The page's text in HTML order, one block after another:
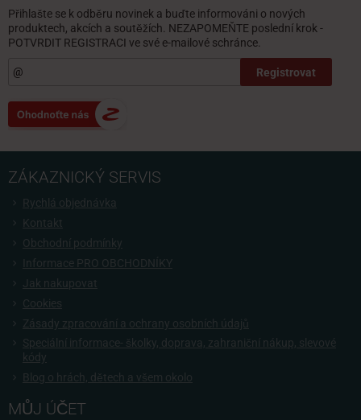
Přihlašte se k odběru novinek a buďte informováni o nových
produktech, akcích a soutěžích. NEZAPOMEŇTE poslední krok -
POTVRDIT REGISTRACI ve své e-mailové schránce.
Registrovat
ZÁKAZNICKÝ SERVIS
Rychlá objednávka
Kontakt
Obchodní podmínky
Informace PRO OBCHODNÍKY
Jak nakupovat
Cookies
Zásady zpracování a ochrany osobních údajů
Speciální informace- školky, doprava, zahraniční nákup, slevové
kódy
Blog o hrách, dětech a všem okolo
MŮJ ÚČET